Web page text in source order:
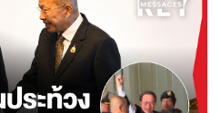
อมรับว่าตอนแรกคิดว่า
ราคาน้ำมันไว้ แต่เมื่อ
ลังงานโลกพุ่งขึ้น ก็ต้องปรับ